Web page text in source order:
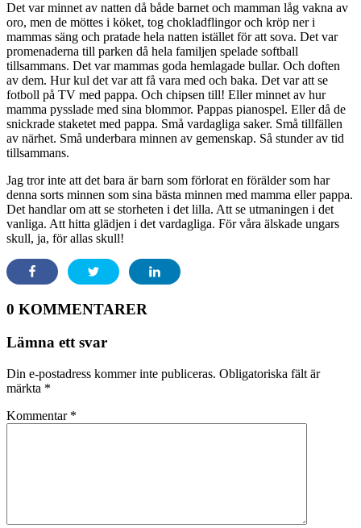
Det var minnet av natten då både barnet och mamman låg vakna av
oro, men de möttes i köket, tog chokladflingor och kröp ner i
mammas säng och pratade hela natten istället för att sova. Det var
promenaderna till parken då hela familjen spelade softball
tillsammans. Det var mammas goda hemlagade bullar. Och doften
av dem. Hur kul det var att få vara med och baka. Det var att se
fotboll på TV med pappa. Och chipsen till! Eller minnet av hur
mamma pysslade med sina blommor. Pappas pianospel. Eller då de
snickrade staketet med pappa. Små vardagliga saker. Små tillfällen
av närhet. Små underbara minnen av gemenskap. Så stunder av tid
tillsammans.
Jag tror inte att det bara är barn som förlorat en förälder som har
denna sorts minnen som sina bästa minnen med mamma eller pappa.
Det handlar om att se storheten i det lilla. Att se utmaningen i det
vanliga. Att hitta glädjen i det vardagliga. För våra älskade ungars
skull, ja, för allas skull!
0 KOMMENTARER
Lämna ett svar
Din e-postadress kommer inte publiceras. Obligatoriska fält är
märkta *
Kommentar *